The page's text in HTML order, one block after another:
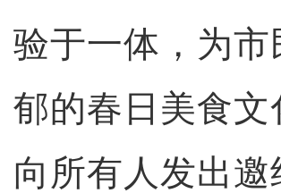
验于一体，为
郁的春日美食
向所有人发出邀